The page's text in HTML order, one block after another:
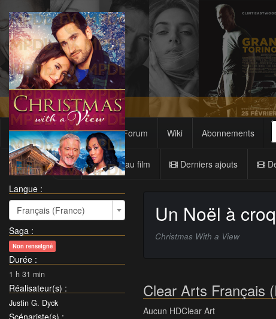
Films Sagas Forum Wiki Abonnements
Nouveau film Derniers ajouts
Langue :
Français (France)
Saga :
Non renseigné
Durée :
1 h 31 min
Réalisateur(s) :
Justin G. Dyck
Un Noël à
Christmas With a View
Clear Arts Français
Aucun HDClear Art